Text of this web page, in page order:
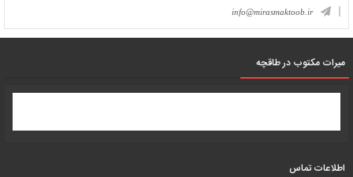
info@mirasmaktoob.ir
میرات مکتوب در طاقچه
اطلاعات تماس